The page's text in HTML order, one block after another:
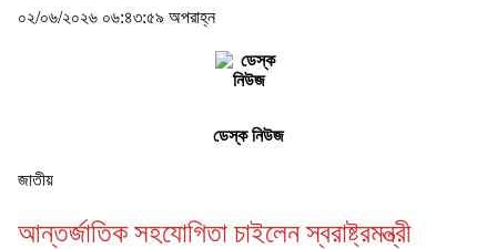
০২/০৬/২০২৬ ০৬:৪৩:৫৯ অপরাহ্ন
ডেস্ক নিউজ
জাতীয়
আন্তর্জাতিক সহযোগিতা চাইলেন স্বরাষ্ট্রমন্ত্রী